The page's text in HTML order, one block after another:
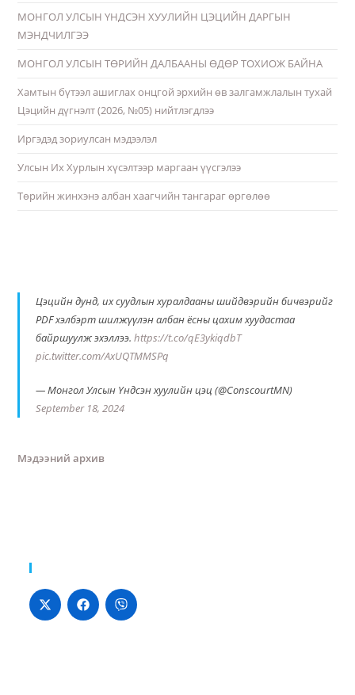
МОНГОЛ УЛСЫН ҮНДСЭН ХУУЛИЙН ЦЭЦИЙН ДАРГЫН
МЭНДЧИЛГЭЭ
МОНГОЛ УЛСЫН ТӨРИЙН ДАЛБААНЫ ӨДӨР ТОХИОЖ БАЙНА
Хамтын бүтээл ашиглах онцгой эрхийн өв залгамжлалын тухай
Цэцийн дүгнэлт (2026, №05) нийтлэгдлээ
Иргэдэд зориулсан мэдээлэл
Улсын Их Хурлын хүсэлтээр маргаан үүсгэлээ
Төрийн жинхэнэ албан хаагчийн тангараг өргөлөө
Цэцийн дунд, их суудлын хуралдааны шийдвэрийн бичвэрийг
PDF хэлбэрт шилжүүлэн албан ёсны цахим хуудастаа
байршуулж эхэллээ.https://t.co/qE3ykiqdbT
pic.twitter.com/AxUQTMMSPq
— Монгол Улсын Үндсэн хуулийн цэц (@ConscourtMN)
September 18, 2024
Мэдээний архив